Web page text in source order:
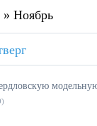
» Ноябрь